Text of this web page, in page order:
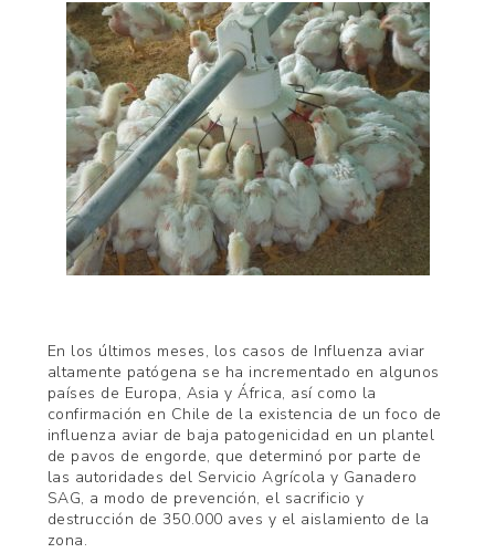
En los últimos meses, los casos de Influenza aviar
altamente patógena se ha incrementado en algunos
países de Europa, Asia y África, así como la
confirmación en Chile de la existencia de un foco de
influenza aviar de baja patogenicidad en un plantel
de pavos de engorde, que determinó por parte de
las autoridades del Servicio Agrícola y Ganadero
SAG, a modo de prevención, el sacrificio y
destrucción de 350.000 aves y el aislamiento de la
zona.